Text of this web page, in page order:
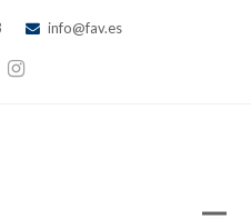
info@fav.es
Instagram